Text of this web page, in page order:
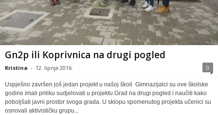
Gn2p ili Koprivnica na drugi pogled
Kristina - 12. lipnja 2016. 0
Uspješno završen još jedan projekt u našoj školi Gimnazijalci su ove školske
godine imali priliku sudjelovati u projektu Grad na drugi pogled i naučiti kako
poboljšati javni prostor svoga grada. U sklopu spomenutog projekta učenici su
osnovali aktivističku grupu...